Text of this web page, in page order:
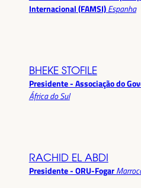
Internacional (FAMSI) Espanha
BHEKE STOFILE
Presidente - Associação do
África do Sul
RACHID EL ABDI
Presidente - ORU-Fogar